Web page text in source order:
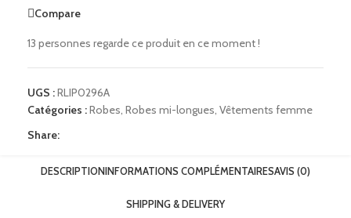
Compare
13 personnes regarde ce produit en ce moment !
UGS :RLIP0296A
Catégories :Robes, Robes mi-longues, Vêtements femme
Share:
DESCRIPTIONINFORMATIONS COMPLÉMENTAIRESAVIS (0)
SHIPPING & DELIVERY